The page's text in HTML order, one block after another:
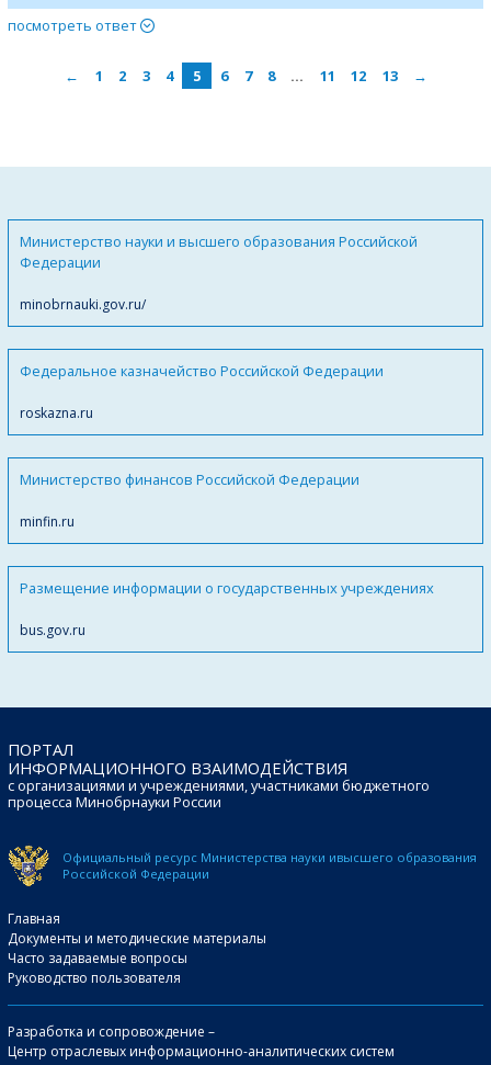
посмотреть ответ
← 1 2 3 4 5 6 7 8 … 11 12 13 →
Министерство науки и высшего образования Российской
Федерации
minobrnauki.gov.ru/
Федеральное казначейство Российской Федерации
roskazna.ru
Министерство финансов Российской Федерации
minfin.ru
Размещение информации о государственных учреждениях
bus.gov.ru
ПОРТАЛ
ИНФОРМАЦИОННОГО ВЗАИМОДЕЙСТВИЯ
с организациями и учреждениями, участниками бюджетного
процесса Минобрнауки России
Официальный ресурс Министерства науки ивысшего образования
Российской Федерации
Главная
Документы и методические материалы
Часто задаваемые вопросы
Руководство пользователя
Разработка и сопровождение –
Центр отраслевых информационно-аналитических систем